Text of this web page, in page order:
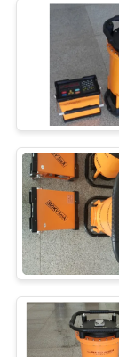
উদ্ধৃতির
জন্য
আবেদন
সাইট
ম্যাপ
PRIVACY
POLICY